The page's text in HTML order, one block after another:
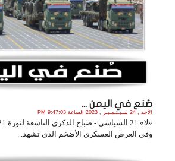
صُنع في اليمن ...
الأحد , 24 سـبـتـمـبـر , 2023 الساعة 9:47:03 PM
وفي العرض العسكري الأضخم الذي تشهد. .